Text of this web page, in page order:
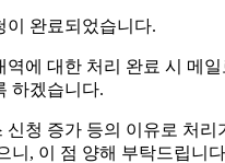
이 완료되었습니다.
역에 대한 처리 완료 시 메
하겠습니다.
신청 증가 등의 이유로 처리
니, 이 점 양해 부탁드립니